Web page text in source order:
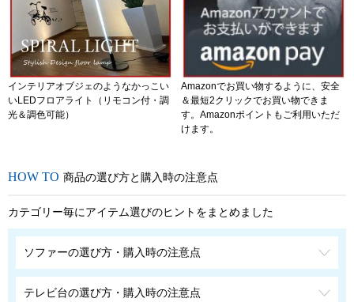
インテリアオブジェのようなかっこい
いLEDフロアライト（リモコン付・調
光＆調色可能）
Amazonでお買い物するように、安全
＆最短2クリックでお買い物できま
す。Amazonポイントもご利用いただ
けます。
商品の選び方と購入時の注意点
カテゴリー毎にアイテム選びのヒントをまとめました
ソファーの選び方・購入時の注意点
テレビ台の選び方・購入時の注意点